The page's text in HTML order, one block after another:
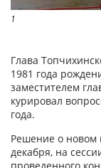
1
Глава
1981 года
заместителем
курировал
года.
Решение о новом
декабря, на